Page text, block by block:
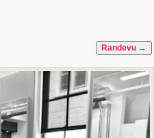
Randevu →